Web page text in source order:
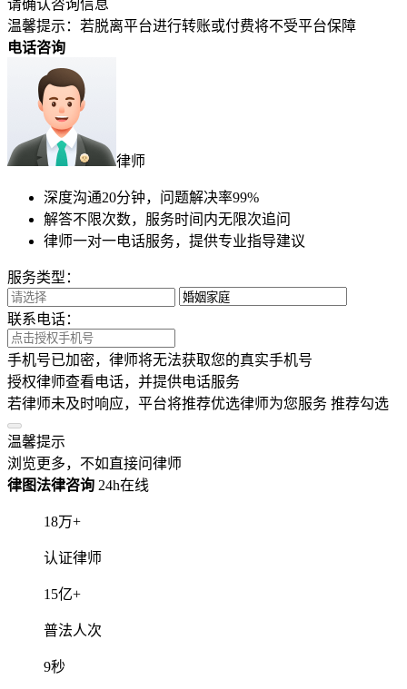
解答不限次数，服务时间内无限次追问
律师一对一电话服务，提供专业指导建议
服务类型：
联系电话：
手机号已加密，律师将无法获取您的真实手机号
若律师未及时响应，平台将推荐优选律师为您服务
温馨提示
律图法律咨询
18万+
认证律师
15亿+
9秒